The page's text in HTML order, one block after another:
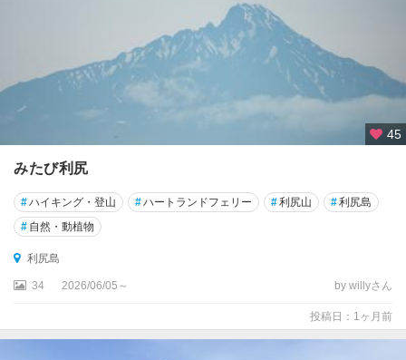
45
みたび利尻
#ハイキング・登山 #ハートランドフェリー #利尻山 #利尻島
# 自然・動植物
利尻島
34 2026/06/05～ by willyさん
投稿日：1ヶ月前